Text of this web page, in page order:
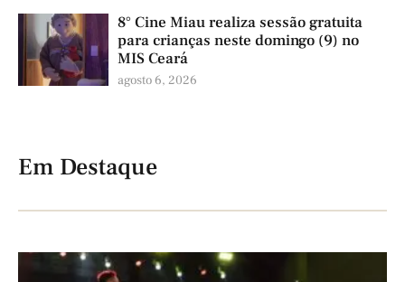
8° Cine Miau realiza sessão gratuita
para crianças neste domingo (9) no
MIS Ceará
agosto 6, 2026
Em Destaque